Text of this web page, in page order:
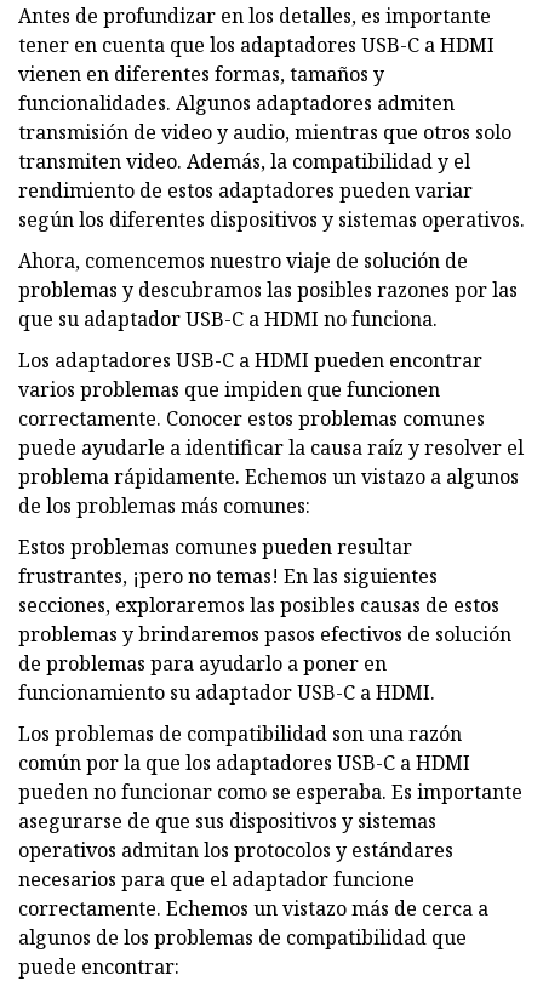
Antes de profundizar en los detalles, es importante
tener en cuenta que los adaptadores USB-C a HDMI
vienen en diferentes formas, tamaños y
funcionalidades. Algunos adaptadores admiten
transmisión de video y audio, mientras que otros solo
transmiten video. Además, la compatibilidad y el
rendimiento de estos adaptadores pueden variar
según los diferentes dispositivos y sistemas operativos.
Ahora, comencemos nuestro viaje de solución de
problemas y descubramos las posibles razones por las
que su adaptador USB-C a HDMI no funciona.
Los adaptadores USB-C a HDMI pueden encontrar
varios problemas que impiden que funcionen
correctamente. Conocer estos problemas comunes
puede ayudarle a identificar la causa raíz y resolver el
problema rápidamente. Echemos un vistazo a algunos
de los problemas más comunes:
Estos problemas comunes pueden resultar
frustrantes, ¡pero no temas! En las siguientes
secciones, exploraremos las posibles causas de estos
problemas y brindaremos pasos efectivos de solución
de problemas para ayudarlo a poner en
funcionamiento su adaptador USB-C a HDMI.
Los problemas de compatibilidad son una razón
común por la que los adaptadores USB-C a HDMI
pueden no funcionar como se esperaba. Es importante
asegurarse de que sus dispositivos y sistemas
operativos admitan los protocolos y estándares
necesarios para que el adaptador funcione
correctamente. Echemos un vistazo más de cerca a
algunos de los problemas de compatibilidad que
puede encontrar: